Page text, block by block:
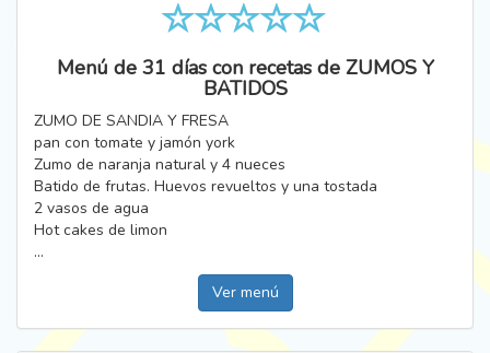
Menú de 31 días con recetas de ZUMOS Y
BATIDOS
ZUMO DE SANDIA Y FRESA
pan con tomate y jamón york
Zumo de naranja natural y 4 nueces
Batido de frutas. Huevos revueltos y una tostada
2 vasos de agua
Hot cakes de limon
...
Ver menú